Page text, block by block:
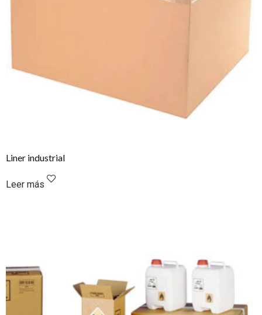
Liner industrial
Leer más